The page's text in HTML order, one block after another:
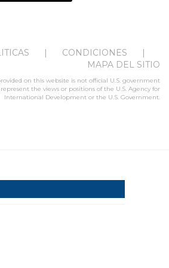
CONDICIONES
MAPA DEL SITIO
on this website is not official U.S. government
the views or positions of the U.S. Agency for
International Development or the U.S. Government.